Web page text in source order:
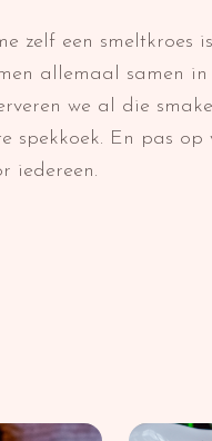
zelf een smeltkroes
allemaal samen in
we al die
spekkoek. En pas op
iedereen.